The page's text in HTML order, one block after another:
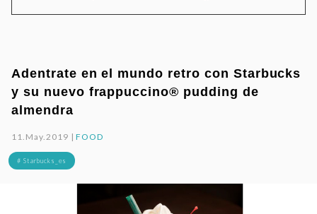
Adentrate en el mundo retro con Starbucks
y su nuevo frappuccino® pudding de
almendra
11.May.2019 |FOOD
# Starbucks_es